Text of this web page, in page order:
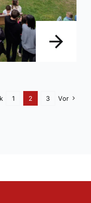
1 2 3 Vor